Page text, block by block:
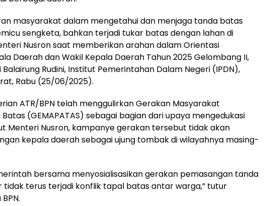
masyarakat dalam mengetahui dan menjaga tanda batas
sengketa, bahkan terjadi tukar batas dengan lahan di
Nusron saat memberikan arahan dalam Orientasi
Daerah dan Wakil Kepala Daerah Tahun 2025 Gelombang II,
Rudini, Institut Pemerintahan Dalam Negeri (IPDN),
Rabu (25/06/2025).
ATR/BPN telah menggulirkan Gerakan Masyarakat
(GEMAPATAS) sebagai bagian dari upaya mengedukasi
Menteri Nusron, kampanye gerakan tersebut tidak akan
kepala daerah sebagai ujung tombak di wilayahnya masing-
bersama menyosialisasikan gerakan pemasangan tanda
tidak terus terjadi konflik tapal batas antar warga,” tutur